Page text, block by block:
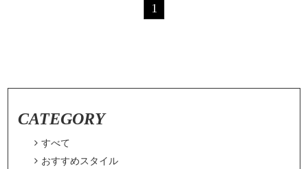
1
CATEGORY
 すべて
 おすすめスタイル